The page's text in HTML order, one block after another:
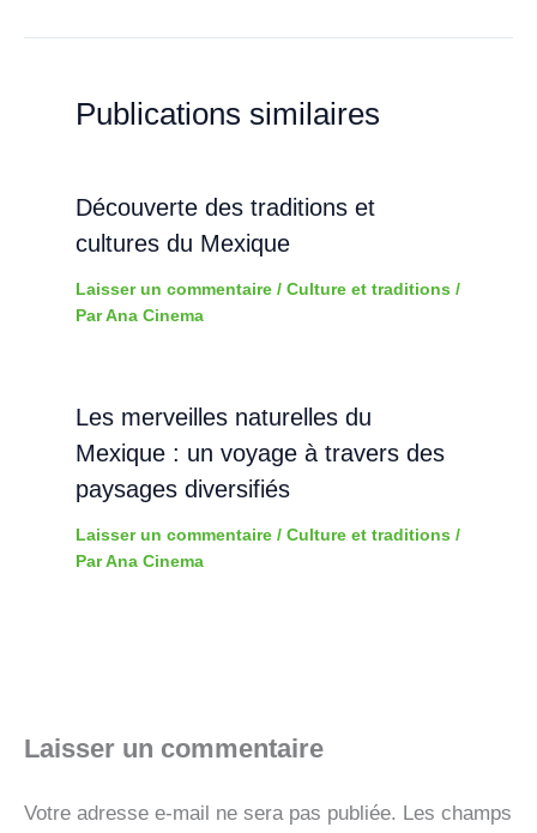
Publications similaires
Découverte des traditions et
cultures du Mexique
Laisser un commentaire / Culture et traditions /
ParAna Cinema
Les merveilles naturelles du
Mexique : un voyage à travers des
paysages diversifiés
Laisser un commentaire / Culture et traditions /
ParAna Cinema
Laisser un commentaire
Votre adresse e-mail ne sera pas publiée. Les champs